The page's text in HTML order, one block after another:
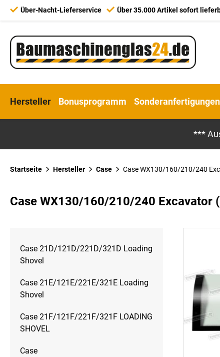
Über-Nacht-Lieferservice Über 35.000 Artikel sofort
Hersteller Bonusprogramm Sonderanfertigungen
***
Startseite Hersteller Case Case WX130/160/210/240
Case WX130/160/210/240 Excavator
Case 21D/121D/221D/321D Loading
Shovel
Case 21E/121E/221E/321E Loading
Shovel
Case 21F/121F/221F/321F LOADING
SHOVEL
Case